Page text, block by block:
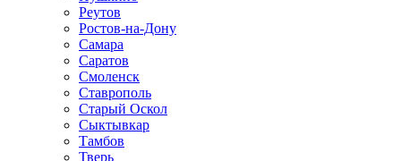
Реутов
Ростов-на-Дону
Самара
Саратов
Смоленск
Ставрополь
Старый Оскол
Сыктывкар
Тамбов
Тверь